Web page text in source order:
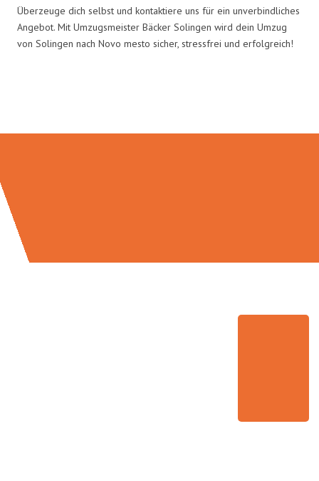
Überzeuge dich selbst und kontaktiere uns für ein unverbindliches
Angebot. Mit Umzugsmeister Bäcker Solingen wird dein Umzug
von Solingen nach Novo mesto sicher, stressfrei und erfolgreich!